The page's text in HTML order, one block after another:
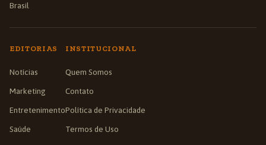
Brasil
EDITORIAS
Notícias
Marketing
Entretenimento
Saúde
INSTITUCIONAL
Quem Somos
Contato
Política de Privacidade
Termos de Uso